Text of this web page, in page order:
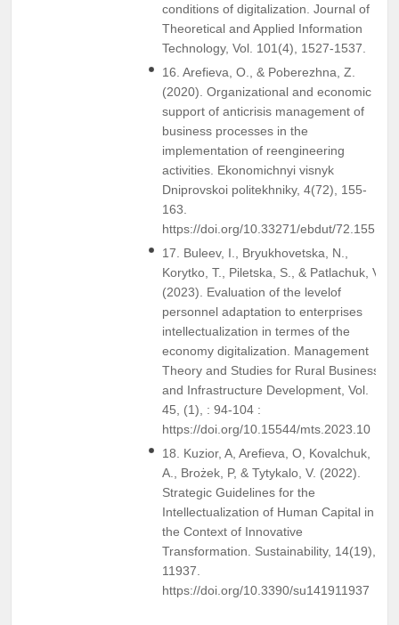
conditions of digitalization. Journal of
Theoretical and Applied Information
Technology, Vol. 101(4), 1527-1537.
16. Arefieva, O., & Poberezhna, Z.
(2020). Organizational and economic
support of anticrisis management of
business processes in the
implementation of reengineering
activities. Ekonomichnyi visnyk
Dniprovskoi politekhniky, 4(72), 155-
163.
https://doi.org/10.33271/ebdut/72.155
17. Buleev, I., Bryukhovetska, N.,
Korytko, T., Piletska, S., & Patlachuk, V.
(2023). Evaluation of the levelof
personnel adaptation to enterprises
intellectualization in termes of the
economy digitalization. Management
Theory and Studies for Rural Business
and Infrastructure Development, Vol.
45, (1), : 94-104 :
https://doi.org/10.15544/mts.2023.10
18. Kuzior, A, Arefieva, O, Kovalchuk,
A., Brożek, P, & Tytykalo, V. (2022).
Strategic Guidelines for the
Intellectualization of Human Capital in
the Context of Innovative
Transformation. Sustainability, 14(19),
11937.
https://doi.org/10.3390/su141911937